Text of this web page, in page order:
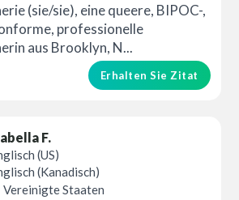
(sie/sie), eine queere, BIPOC-,
professionelle
aus Brooklyn, N...
Erhalten Sie Zitat
F.
(US)
(Kanadisch)
Vereinigte Staaten